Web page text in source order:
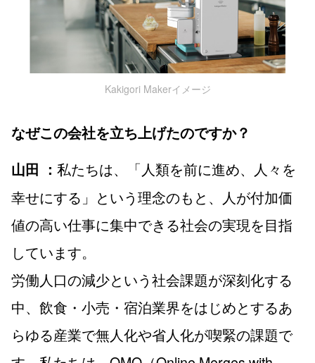
Kakigori Makerイメージ
なぜこの会社を立ち上げたのですか？
山田 ： 私たちは、「人類を前に進め、人々を
幸せにする」という理念のもと、人が付加価
値の高い仕事に集中できる社会の実現を目指
しています。
労働人口の減少という社会課題が深刻化する
中、飲食・小売・宿泊業界をはじめとするあ
らゆる産業で無人化や省人化が喫緊の課題で